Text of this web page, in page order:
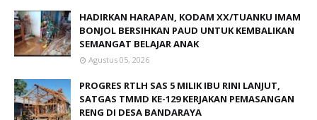
HADIRKAN HARAPAN, KODAM XX/TUANKU IMAM
BONJOL BERSIHKAN PAUD UNTUK KEMBALIKAN
SEMANGAT BELAJAR ANAK
Agustus 05, 2026
PROGRES RTLH SAS 5 MILIK IBU RINI LANJUT,
SATGAS TMMD KE-129 KERJAKAN PEMASANGAN
RENG DI DESA BANDARAYA